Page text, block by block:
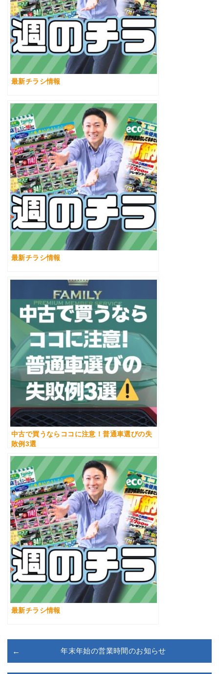
最新チラシ情報
最新チラシ情報
中古で買うならココに注意！普通車選びの失
敗例3選
最新チラシ情報
年末年始の営業時間のお知らせ